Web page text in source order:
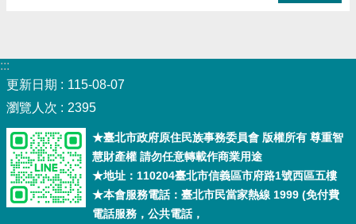
:::
更新日期
115-08-07
瀏覽人次
2395
★臺北市政府原住民族事務委員會 版權所有 尊重智
慧財產權 請勿任意轉載作商業用途
★地址：110204臺北市信義區市府路1號西區五樓
★本會服務電話：臺北市民當家熱線 1999 (免付費
電話服務，公共電話，